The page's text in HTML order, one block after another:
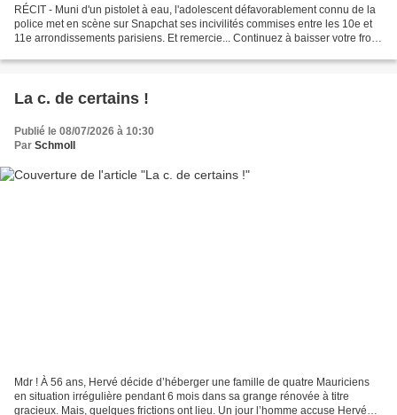
RÉCIT - Muni d'un pistolet à eau, l'adolescent défavorablement connu de la
police met en scène sur Snapchat ses incivilités commises entre les 10e et
11e arrondissements parisiens. Et remercie... Continuez à baisser votre froc !
La c. de certains !
Publié le 08/07/2026 à 10:30
Par Schmoll
Mdr ! À 56 ans, Hervé décide d’héberger une famille de quatre Mauriciens
en situation irrégulière pendant 6 mois dans sa grange rénovée à titre
gracieux. Mais, quelques frictions ont lieu. Un jour l’homme accuse Hervé